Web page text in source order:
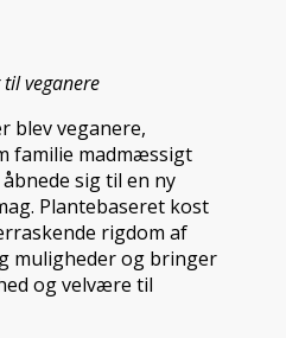
veganere
blev veganere,
familie madmæssigt
sig til en ny
Plantebaseret kost
rigdom af
muligheder og bringer
og velvære til